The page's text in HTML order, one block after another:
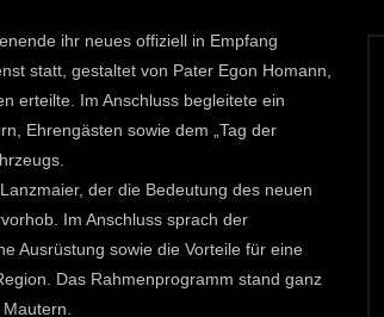
ihr neues offiziell in Empfang
statt, gestaltet von Pater Egon Homann,
erteilte. Im Anschluss begleitete ein
Ehrengästen sowie dem „Tag der
der die Bedeutung des neuen
Im Anschluss sprach der
Ausrüstung sowie die Vorteile für eine
Das Rahmenprogramm stand ganz